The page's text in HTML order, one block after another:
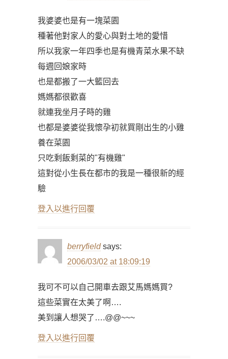
我婆婆也是有一塊菜園
種著他對家人的愛心與對土地的愛惜
所以我家一年四季也是有機青菜水果不缺
每週回娘家時
也是都搬了一大籃回去
媽媽都很歡喜
就連我坐月子時的雞
也都是婆婆從我懷孕初就買剛出生的小雞
養在菜園
只吃剩飯剩菜的"有機雞"
這對從小生長在都市的我是一種很新的經
驗
登入以進行回覆
berryfield says:
2006/03/02 at 18:09:19
我可不可以自己開車去跟艾馬媽媽買?
這些菜實在太美了啊….
美到讓人想哭了….@@~~~
登入以進行回覆